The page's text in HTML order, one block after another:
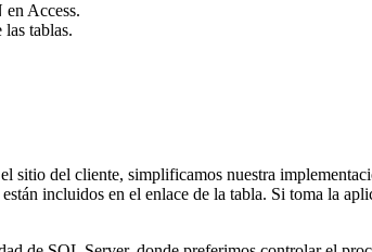
en Access.
tablas.
del cliente, simplificamos nuestra
incluidos en el enlace de la tabla. Si toma la